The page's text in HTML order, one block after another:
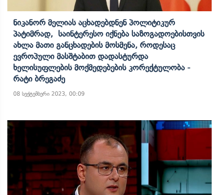
Ნიკანორ Მელიას Აცხადებდნენ Პოლიტიკურ
Პატიმრად, Საინტერესო Იქნება Საზოგადოებისთვის
Ახლა Მათი Განცხადების Მოსმენა, Როდესაც
Ევროპული Მასშტაბით Დადასტურდა
Ხელისუფლების Მოქმედებების Კორექტულობა -
Რატი Ბრეგაძე
08 სექტემბერი 2023, 00:09